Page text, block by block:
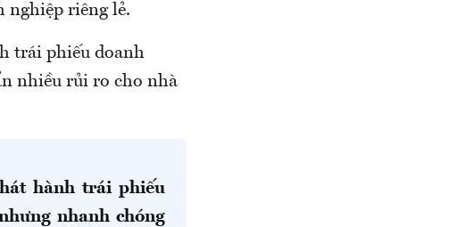
nghiệp riêng lẻ.
trái phiếu doanh
nhiều rủi ro cho nhà
hành trái phiếu
nhanh chóng